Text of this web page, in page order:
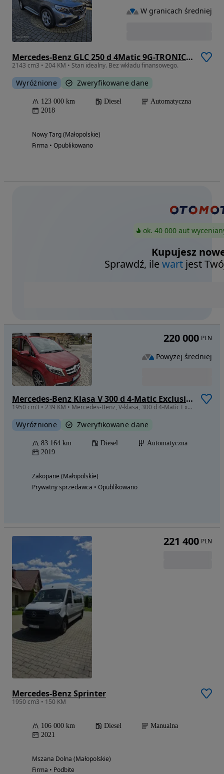
Mercedes-Benz GLC 250 d 4Matic 9G-TRONIC AMG Line
2143 cm3 • 204 KM • Stan idealny. Bez wkładu finansowego.
Wyróżnione Zweryfikowane dane
123 000 km Diesel
Automatyczna
2018
Nowy Targ (Małopolskie)
Firma • Opublikowano
W granicach średniej
ok. 40 000 aut
Kupujesz
Sprawdź, ilewart jest
Mercedes-Benz Klasa V 300 d 4-Matic Exclusive 9G-Tronic (d³ugi)
1950 cm3 • 239 KM • Mercedes-Benz, V-klasa, 300 d 4-Matic Exclusive 9G-Tronic, długi
Wyróżnione Zweryfikowane dane
83 164 km Diesel
Automatyczna
2019
Zakopane (Małopolskie)
Prywatny sprzedawca • Opublikowano
220 000 PLN
Powyżej średniej
Mercedes-Benz Sprinter
1950 cm3 • 150 KM
106 000 km Diesel
Manualna
2021
Mszana Dolna (Małopolskie)
Firma • Podbite
221 400 PLN